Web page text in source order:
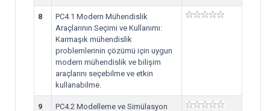
8
PC4.1 Modern Mühendislik
Araçlarının Seçimi ve Kullanımı:
Karmaşık mühendislik
problemlerinin çözümü için uygun
modern mühendislik ve bilişim
araçlarını seçebilme ve etkin
kullanabilme.
9
PC4.2 Modelleme ve Simülasyon